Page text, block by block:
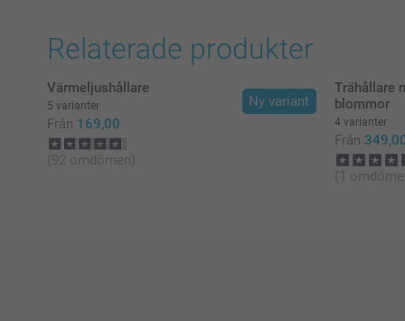
Relaterade produkter
Ny variant
Värmeljushållare
5 varianter
Från 169,00
(92 omdömen)
Trähållare
blommor
4 varianter
Från
(1